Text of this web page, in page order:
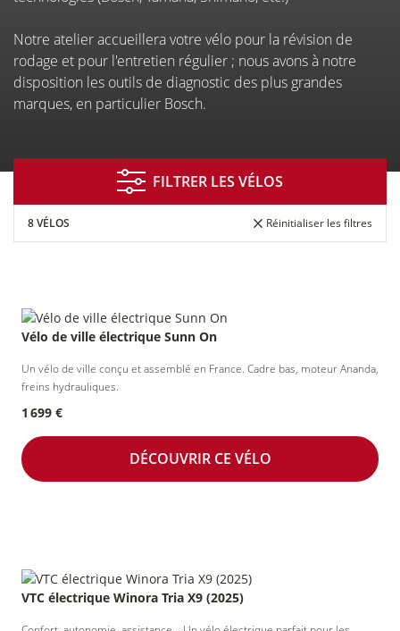
Entretien
réparation
Essai de
vélos
Financement
d'occasion
Prise de RDV
Assurance
&
collectivités
de courtoisie
Notre atelier accueillera votre vélo pour la révision de
rodage et pour l'entretien régulier ; nous avons à notre
disposition les outils de diagnostic des plus grandes
marques, en particulier Bosch.
FILTRER LES VÉLOS
8 VÉLOS Réinitialiser les filtres
Vélo de ville électrique Sunn On
Un vélo de ville conçu et assemblé en France. Cadre bas, moteur Ananda,
freins hydrauliques.
1 699 €
DÉCOUVRIR CE VÉLO
VTC électrique Winora Tria X9 (2025)